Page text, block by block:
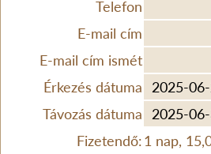
Telefon
E-mail cím
E-mail cím ismét
Érkezés dátuma
Távozás dátuma
Fizetendő:1 nap,